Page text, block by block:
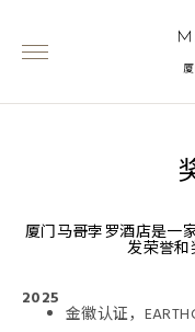
厦门马哥孛罗酒店是一
发荣誉和
2025
金徽认证，